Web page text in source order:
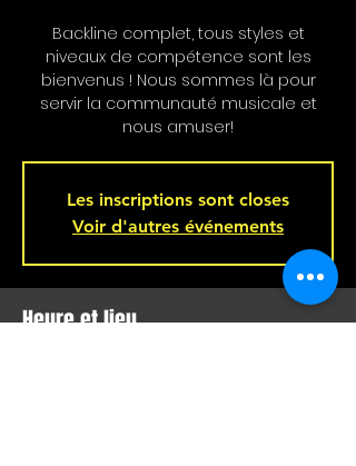
Backline complet, tous styles et
niveaux de compétence sont les
bienvenus ! Nous sommes là pour
servir la communauté musicale et
nous amuser!
Les inscriptions sont closes
Voir d'autres événements
Heure et lieu